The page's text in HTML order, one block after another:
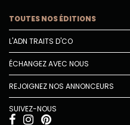
TOUTES NOS ÉDITIONS
L'ADN TRAITS D'CO
ÉCHANGEZ AVEC NOUS
REJOIGNEZ NOS ANNONCEURS
SUIVEZ-NOUS